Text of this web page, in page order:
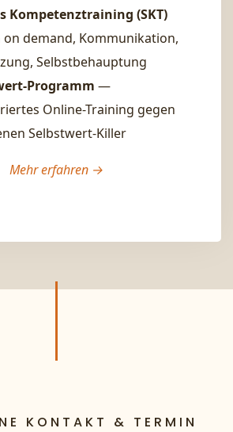
Kompetenztraining (SKT)
demand, Kommunikation,
Selbstbehauptung
Programm —
Online-Training gegen
Selbstwert-Killer
Mehr erfahren →
KONTAKT & TERMIN